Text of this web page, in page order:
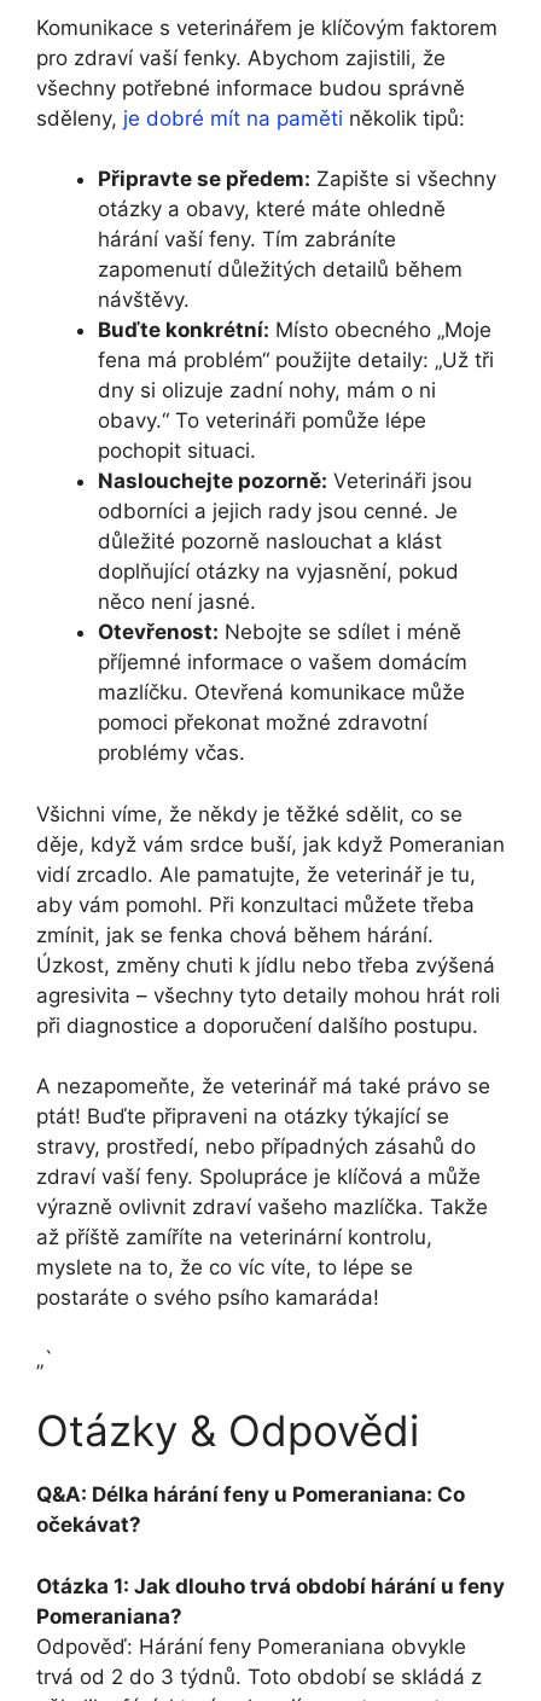
Komunikace s veterinářem je klíčovým faktorem
pro zdraví vaší fenky. Abychom zajistili, že
všechny potřebné informace budou správně
sděleny, je dobré mít na paměti několik tipů:
Připravte se předem: Zapište si všechny
otázky a obavy, které máte ohledně
hárání vaší feny. Tím zabráníte
zapomenutí důležitých detailů během
návštěvy.
Buďte konkrétní: Místo obecného „Moje
fena má problém“ použijte detaily: „Už tři
dny si olizuje zadní nohy, mám o ni
obavy.“ To veterináři pomůže lépe
pochopit situaci.
Naslouchejte pozorně: Veterináři jsou
odborníci a jejich rady jsou cenné. Je
důležité pozorně naslouchat a klást
doplňující otázky na vyjasnění, pokud
něco není jasné.
Otevřenost: Nebojte se sdílet i méně
příjemné informace o vašem domácím
mazlíčku. Otevřená komunikace může
pomoci překonat možné zdravotní
problémy včas.
Všichni víme, že někdy je těžké sdělit, co se
děje, když vám srdce buší, jak když Pomeranian
vidí zrcadlo. Ale pamatujte, že veterinář je tu,
aby vám pomohl. Při konzultaci můžete třeba
zmínit, jak se fenka chová během hárání.
Úzkost, změny chuti k jídlu nebo třeba zvýšená
agresivita – všechny tyto detaily mohou hrát roli
při diagnostice a doporučení dalšího postupu.
A nezapomeňte, že veterinář má také právo se
ptát! Buďte připraveni na otázky týkající se
stravy, prostředí, nebo případných zásahů do
zdraví vaší feny. Spolupráce je klíčová a může
výrazně ovlivnit zdraví vašeho mazlíčka. Takže
až příště zamíříte na veterinární kontrolu,
myslete na to, že co víc víte, to lépe se
postaráte o svého psího kamaráda!
„`
Otázky & Odpovědi
Q&A: Délka hárání feny u Pomeraniana: Co
očekávat?
Otázka 1: Jak dlouho trvá období hárání u feny
Pomeraniana?
Odpověď: Hárání feny Pomeraniana obvykle
trvá od 2 do 3 týdnů. Toto období se skládá z